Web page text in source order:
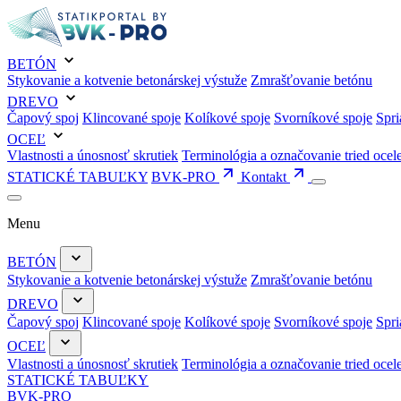
BETÓN
Stykovanie a kotvenie betonárskej výstuže Zmrašťovanie betónu
DREVO
Čapový spoj Klincované spoje Kolíkové spoje Svorníkové spoje
OCEĽ
Vlastnosti a únosnosť skrutiek Terminológia a označovanie tried
STATICKÉ TABUĽKY BVK-PRO Kontakt
Menu
BETÓN
Stykovanie a kotvenie betonárskej výstuže Zmrašťovanie betónu
DREVO
Čapový spoj Klincované spoje Kolíkové spoje Svorníkové spoje
OCEĽ
Vlastnosti a únosnosť skrutiek Terminológia a označovanie tried
STATICKÉ TABUĽKY
BVK-PRO